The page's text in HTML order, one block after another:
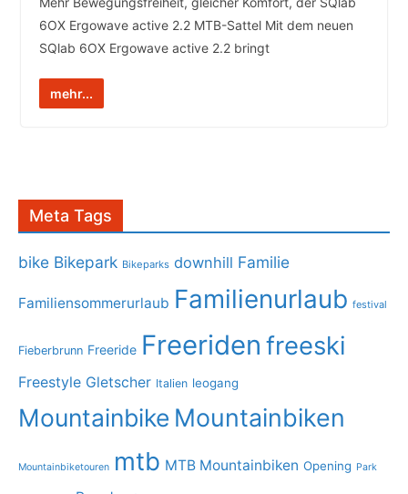
6OX Ergowave active 2.2 MTB-Sattel Mit dem neuen
SQlab 6OX Ergowave active 2.2 bringt
mehr...
Meta Tags
bike Bikepark Bikeparks downhill Familie
Familiensommerurlaub Familienurlaub festival
Fieberbrunn Freeride Freeriden freeski
Freestyle Gletscher Italien leogang
Mountainbike Mountainbiken
Mountainbiketouren mtb MTB Mountainbiken Opening Park